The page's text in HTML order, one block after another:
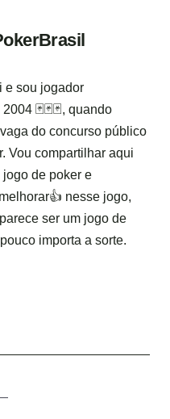
e sou jogador
🃏🃏🃏, quando
do concurso público
Vou compartilhar aqui
jogo de poker e
nesse jogo,
ser um jogo de
importa a sorte.